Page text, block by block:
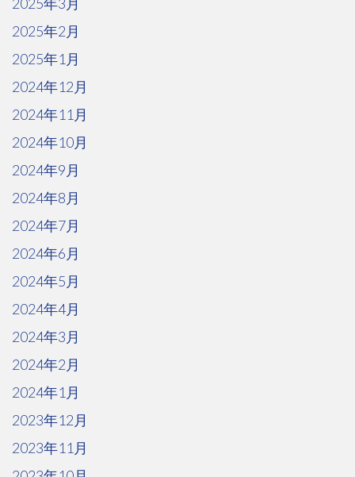
2025年2月
2025年1月
2024年12月
2024年11月
2024年10月
2024年9月
2024年8月
2024年7月
2024年6月
2024年5月
2024年4月
2024年3月
2024年2月
2024年1月
2023年12月
2023年11月